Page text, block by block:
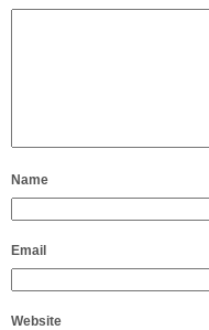
Name
Email
Website